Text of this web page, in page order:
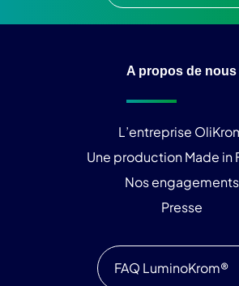
A propos de nous
L’entreprise
Une production Made in
Nos engagements
Presse
FAQ LuminoKrom®